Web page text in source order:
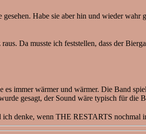
Habe sie aber hin und wieder
Da musste ich feststellen, dass der
immer wärmer und wärmer. Die Band
gesagt, der Sound wäre typisch für die
denke, wenn THE RESTARTS nochmal